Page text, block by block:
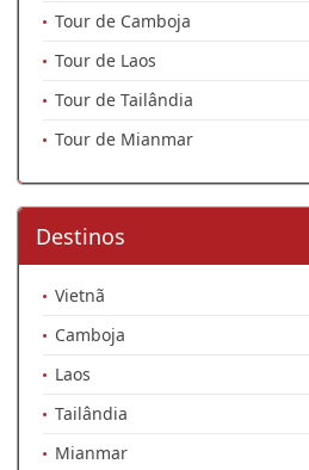
Tour de Camboja
Tour de Laos
Tour de Tailândia
Tour de Mianmar
Destinos
Vietnã
Camboja
Laos
Tailândia
Mianmar